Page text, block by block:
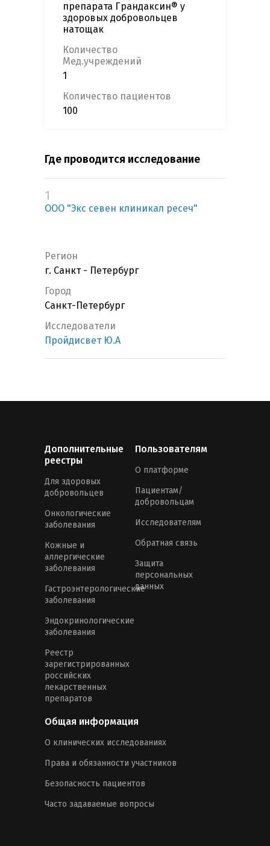
препарата Грандаксин® у
здоровых добровольцев
натощак
Количество
Мед.учреждений
1
Количество пациентов
100
Где проводится исследование
1
ООО "Экс севен клиникал ресеч"
Регион
г. Санкт - Петербург
Город
Санкт-Петербург
Исследователи
Пройдисвет Ю.А
Дополнительные
реестры
Для здоровых
добровольцев
Онкологические
заболевания
Кожные и
аллергические
заболевания
Гастроэнтерологические
заболевания
Эндокринологические
заболевания
Реестр
зарегистрированных
российских
лекарственных
препаратов
Пользователям
О платформе
Пациентам/
добровольцам
Исследователям
Обратная связь
Защита
персональных
данных
Общая информация
О клинических исследованиях
Права и обязанности участников
Безопасность пациентов
Часто задаваемые вопросы